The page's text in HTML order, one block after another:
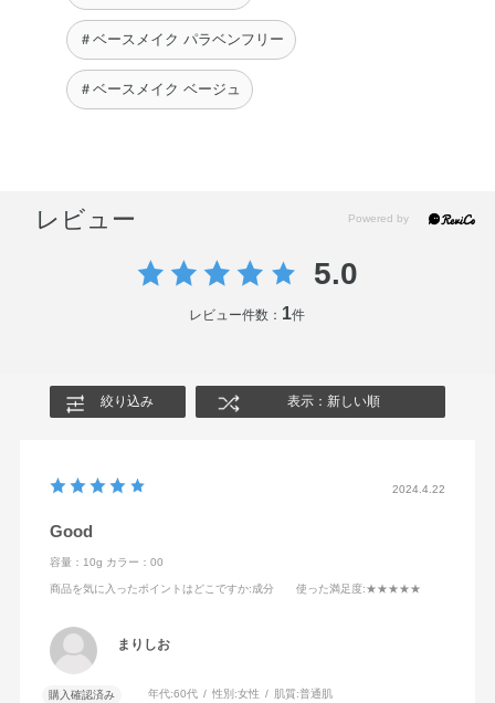
＃ベースメイク パラベンフリー
＃ベースメイク ベージュ
レビュー
5.0
レビュー件数： 1件
絞り込み 表示：新しい順
2024.4.22
Good
容量：10g カラー：00
商品を気に入ったポイントはどこですか:成分 使った満足度:★★★★★
まりしお
購入確認済み 年代:60代 性別:女性 肌質:普通肌